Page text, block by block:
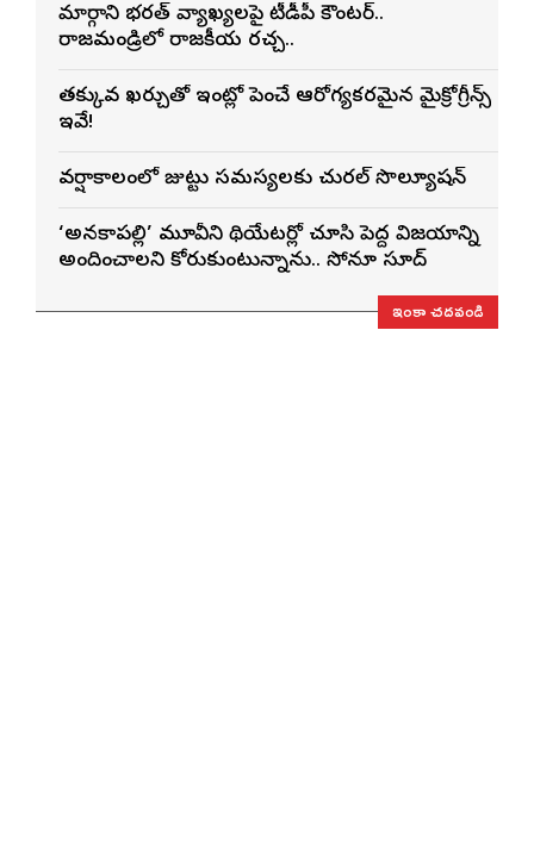
మార్గాని భరత్ వ్యాఖ్యలపై టీడీపీ కౌంటర్..
రాజమండ్రిలో రాజకీయ రచ్చ..
తక్కువ ఖర్చుతో ఇంట్లోనే పెంచే ఆరోగ్యకరమైన మైక్రోగ్రీన్స్
ఇవే!
వర్షాకాలంలో జుట్టు సమస్యలకు నేచురల్ సొల్యూషన్
‘అనకాపల్లి’ మూవీని థియేటర్లో చూసి పెద్ద విజయాన్ని
అందించాలని కోరుకుంటున్నాను.. సోనూ సూద్
ఇంకా చదవండి